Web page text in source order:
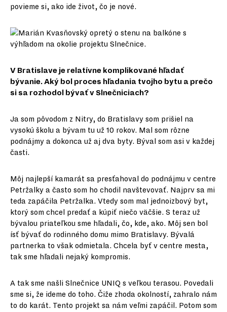
povieme si, ako ide život, čo je nové.
V Bratislave je relatívne komplikované hľadať
bývanie. Aký bol proces hľadania tvojho bytu a prečo
si sa rozhodol bývať v Slnečniciach?
Ja som pôvodom z Nitry, do Bratislavy som prišiel na
vysokú školu a bývam tu už 10 rokov. Mal som rôzne
podnájmy a dokonca už aj dva byty. Býval som asi v každej
časti.
Môj najlepší kamarát sa presťahoval do podnájmu v centre
Petržalky a často som ho chodil navštevovať. Najprv sa mi
teda zapáčila Petržalka. Vtedy som mal jednoizbový byt,
ktorý som chcel predať a kúpiť niečo väčšie. S teraz už
bývalou priateľkou sme hľadali, čo, kde, ako. Môj sen bol
ísť bývať do rodinného domu mimo Bratislavy. Bývalá
partnerka to však odmietala. Chcela byť v centre mesta,
tak sme hľadali nejaký kompromis.
A tak sme našli Slnečnice UNIQ s veľkou terasou. Povedali
sme si, že ideme do toho. Čiže zhoda okolností, zahralo nám
to do karát. Tento projekt sa nám veľmi zapáčil. Potom som